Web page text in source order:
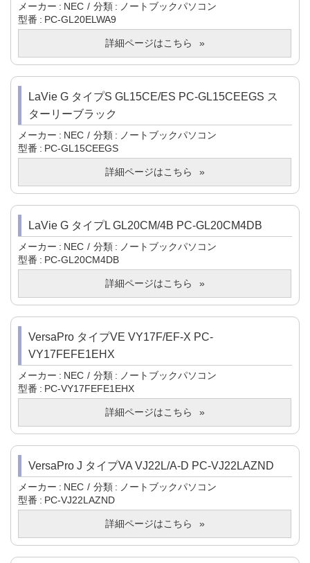
メーカー NEC 分類
ノートブックパソコン
型番
PC-GL20ELWA9
詳細ページはこちら
LaVie G タイプS GL15CE/ES PC-GL15CEEGS ス
ターリーブラック
メーカー NEC 分類
ノートブックパソコン
型番
PC-GL15CEEGS
詳細ページはこちら
LaVie G タイプL GL20CM/4B PC-GL20CM4DB
メーカー NEC 分類
ノートブックパソコン
型番
PC-GL20CM4DB
詳細ページはこちら
VersaPro タイプVE VY17F/EF-X PC-
VY17FEFE1EHX
メーカー NEC 分類
ノートブックパソコン
型番
PC-VY17FEFE1EHX
詳細ページはこちら
VersaPro J タイプVA VJ22L/A-D PC-VJ22LAZND
メーカー NEC 分類
ノートブックパソコン
型番
PC-VJ22LAZND
詳細ページはこちら